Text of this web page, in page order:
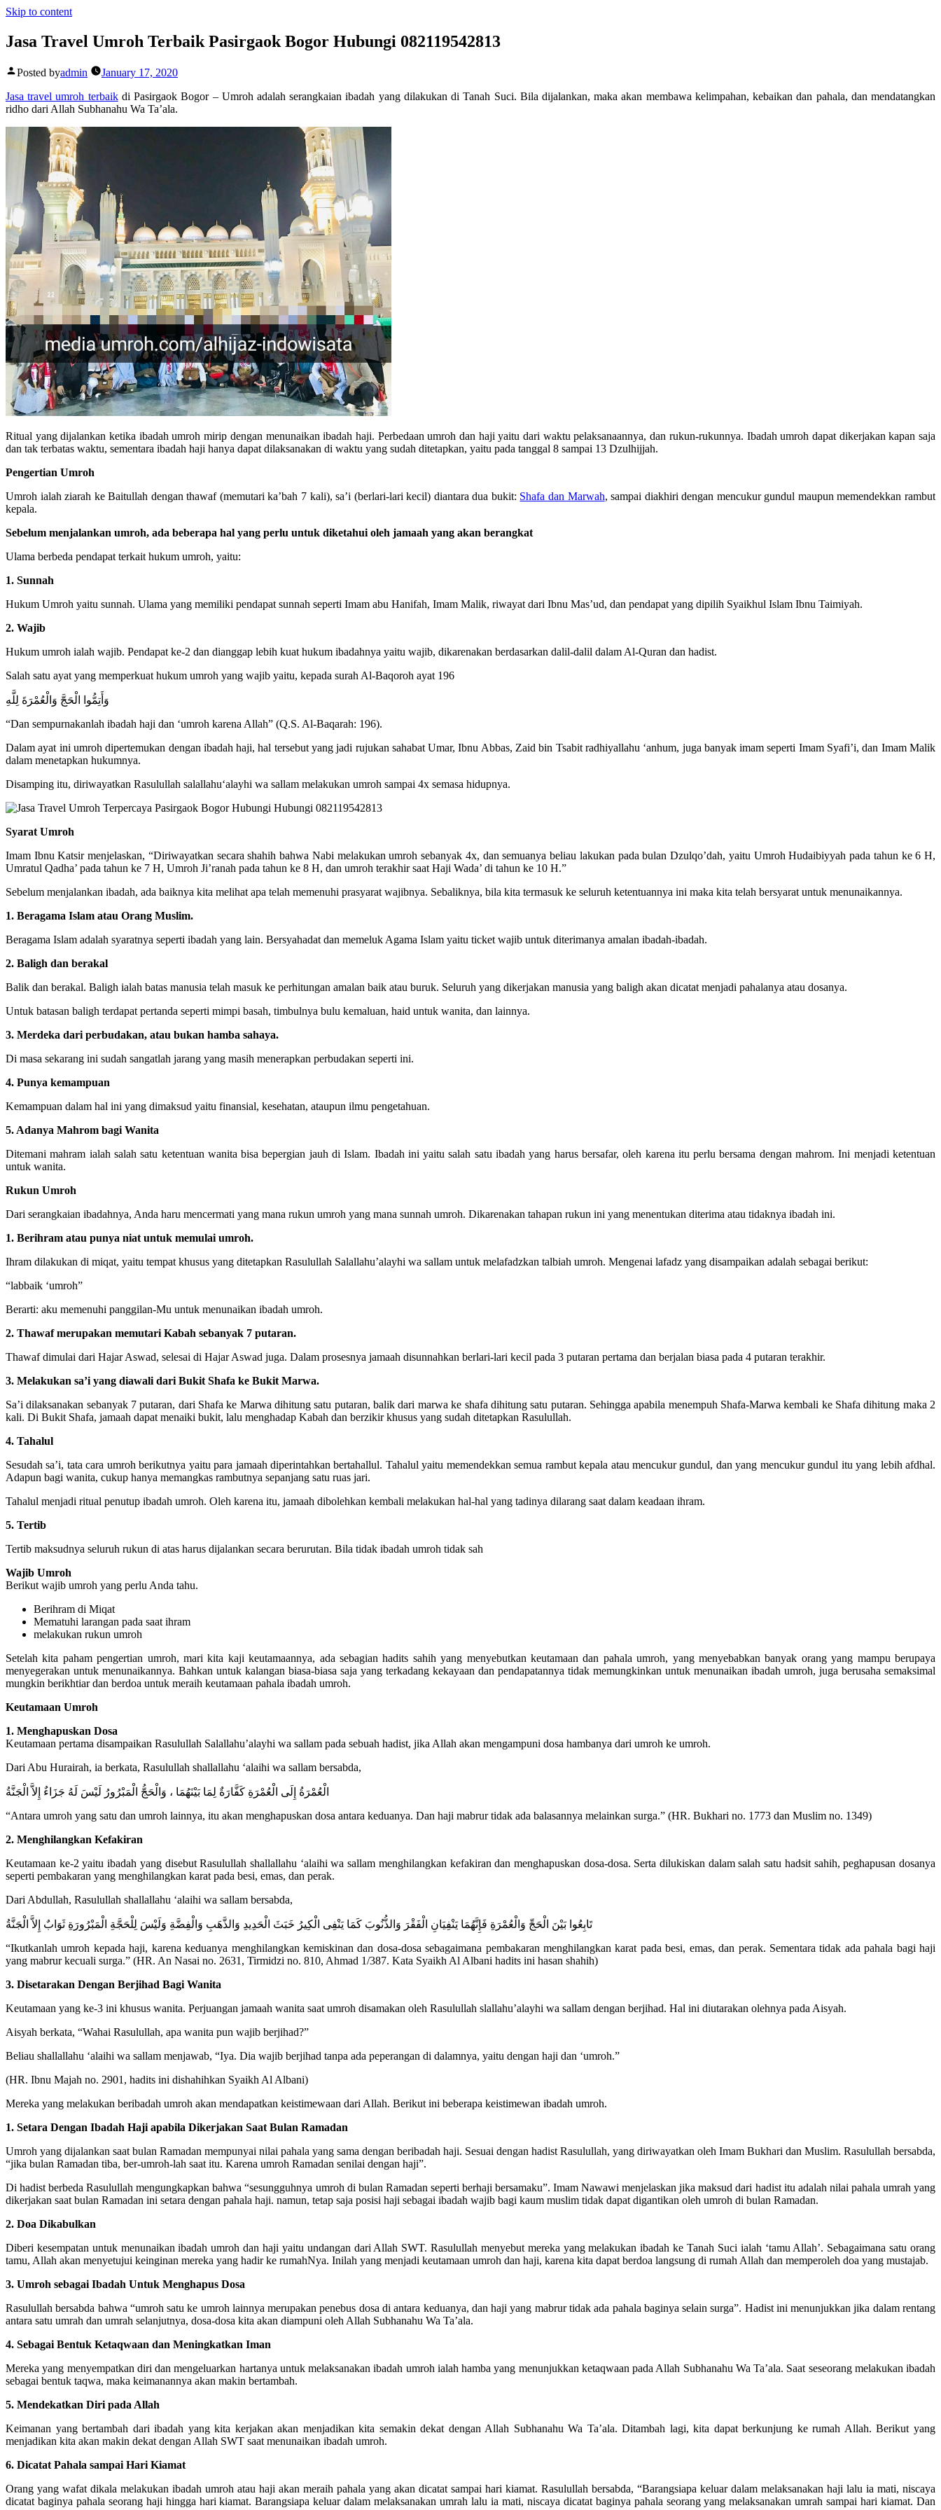
Skip to content
Jasa Travel Umroh Terbaik Pasirgaok Bogor Hubungi 082119542813
Posted byadmin
January 17, 2020
Jasa travel umroh terbaikdi Pasirgaok Bogor – Umroh adalah serangkaian ibadah yang dilakukan di Tanah Suci. Bila dijalankan, maka akan membawa kelimpahan, kebaikan dan pahala, dan mendatangkan
ridho dari Allah Subhanahu Wa Ta’ala.
Ritual yang dijalankan ketika ibadah umroh mirip dengan menunaikan ibadah haji. Perbedaan umroh dan haji yaitu dari waktu pelaksanaannya, dan rukun-rukunnya. Ibadah umroh dapat dikerjakan kapan saja
dan tak terbatas waktu, sementara ibadah haji hanya dapat dilaksanakan di waktu yang sudah ditetapkan, yaitu pada tanggal 8 sampai 13 Dzulhijjah.
Pengertian Umroh
Umroh ialah ziarah ke Baitullah dengan thawaf (memutari ka’bah 7 kali), sa’i (berlari-lari kecil) diantara dua bukit: Shafa dan Marwah, sampai diakhiri dengan mencukur gundul maupun memendekkan rambut
kepala.
Sebelum menjalankan umroh, ada beberapa hal yang perlu untuk diketahui oleh jamaah yang akan berangkat
Ulama berbeda pendapat terkait hukum umroh, yaitu:
1. Sunnah
Hukum Umroh yaitu sunnah. Ulama yang memiliki pendapat sunnah seperti Imam abu Hanifah, Imam Malik, riwayat dari Ibnu Mas’ud, dan pendapat yang dipilih Syaikhul Islam Ibnu Taimiyah.
2. Wajib
Hukum umroh ialah wajib. Pendapat ke-2 dan dianggap lebih kuat hukum ibadahnya yaitu wajib, dikarenakan berdasarkan dalil-dalil dalam Al-Quran dan hadist.
Salah satu ayat yang memperkuat hukum umroh yang wajib yaitu, kepada surah Al-Baqoroh ayat 196
وَأَتِمُّوا الْحَجَّ وَالْعُمْرَةَ لِلَّهِ
“Dan sempurnakanlah ibadah haji dan ‘umroh karena Allah” (Q.S. Al-Baqarah: 196).
Dalam ayat ini umroh dipertemukan dengan ibadah haji, hal tersebut yang jadi rujukan sahabat Umar, Ibnu Abbas, Zaid bin Tsabit radhiyallahu ‘anhum, juga banyak imam seperti Imam Syafi’i, dan Imam Malik
dalam menetapkan hukumnya.
Disamping itu, diriwayatkan Rasulullah salallahu‘alayhi wa sallam melakukan umroh sampai 4x semasa hidupnya.
Syarat Umroh
Imam Ibnu Katsir menjelaskan, “Diriwayatkan secara shahih bahwa Nabi melakukan umroh sebanyak 4x, dan semuanya beliau lakukan pada bulan Dzulqo’dah, yaitu Umroh Hudaibiyyah pada tahun ke 6 H,
Umratul Qadha’ pada tahun ke 7 H, Umroh Ji’ranah pada tahun ke 8 H, dan umroh terakhir saat Haji Wada’ di tahun ke 10 H.”
Sebelum menjalankan ibadah, ada baiknya kita melihat apa telah memenuhi prasyarat wajibnya. Sebaliknya, bila kita termasuk ke seluruh ketentuannya ini maka kita telah bersyarat untuk menunaikannya.
1. Beragama Islam atau Orang Muslim.
Beragama Islam adalah syaratnya seperti ibadah yang lain. Bersyahadat dan memeluk Agama Islam yaitu ticket wajib untuk diterimanya amalan ibadah-ibadah.
2. Baligh dan berakal
Balik dan berakal. Baligh ialah batas manusia telah masuk ke perhitungan amalan baik atau buruk. Seluruh yang dikerjakan manusia yang baligh akan dicatat menjadi pahalanya atau dosanya.
Untuk batasan baligh terdapat pertanda seperti mimpi basah, timbulnya bulu kemaluan, haid untuk wanita, dan lainnya.
3. Merdeka dari perbudakan, atau bukan hamba sahaya.
Di masa sekarang ini sudah sangatlah jarang yang masih menerapkan perbudakan seperti ini.
4. Punya kemampuan
Kemampuan dalam hal ini yang dimaksud yaitu finansial, kesehatan, ataupun ilmu pengetahuan.
5. Adanya Mahrom bagi Wanita
Ditemani mahram ialah salah satu ketentuan wanita bisa bepergian jauh di Islam. Ibadah ini yaitu salah satu ibadah yang harus bersafar, oleh karena itu perlu bersama dengan mahrom. Ini menjadi ketentuan
untuk wanita.
Rukun Umroh
Dari serangkaian ibadahnya, Anda haru mencermati yang mana rukun umroh yang mana sunnah umroh. Dikarenakan tahapan rukun ini yang menentukan diterima atau tidaknya ibadah ini.
1. Berihram atau punya niat untuk memulai umroh.
Ihram dilakukan di miqat, yaitu tempat khusus yang ditetapkan Rasulullah Salallahu’alayhi wa sallam untuk melafadzkan talbiah umroh. Mengenai lafadz yang disampaikan adalah sebagai berikut:
“labbaik ‘umroh”
Berarti: aku memenuhi panggilan-Mu untuk menunaikan ibadah umroh.
2. Thawaf merupakan memutari Kabah sebanyak 7 putaran.
Thawaf dimulai dari Hajar Aswad, selesai di Hajar Aswad juga. Dalam prosesnya jamaah disunnahkan berlari-lari kecil pada 3 putaran pertama dan berjalan biasa pada 4 putaran terakhir.
3. Melakukan sa’i yang diawali dari Bukit Shafa ke Bukit Marwa.
Sa’i dilaksanakan sebanyak 7 putaran, dari Shafa ke Marwa dihitung satu putaran, balik dari marwa ke shafa dihitung satu putaran. Sehingga apabila menempuh Shafa-Marwa kembali ke Shafa dihitung maka 2
kali. Di Bukit Shafa, jamaah dapat menaiki bukit, lalu menghadap Kabah dan berzikir khusus yang sudah ditetapkan Rasulullah.
4. Tahalul
Sesudah sa’i, tata cara umroh berikutnya yaitu para jamaah diperintahkan bertahallul. Tahalul yaitu memendekkan semua rambut kepala atau mencukur gundul, dan yang mencukur gundul itu yang lebih afdhal.
Adapun bagi wanita, cukup hanya memangkas rambutnya sepanjang satu ruas jari.
Tahalul menjadi ritual penutup ibadah umroh. Oleh karena itu, jamaah dibolehkan kembali melakukan hal-hal yang tadinya dilarang saat dalam keadaan ihram.
5. Tertib
Tertib maksudnya seluruh rukun di atas harus dijalankan secara berurutan. Bila tidak ibadah umroh tidak sah
Wajib Umroh
Berikut wajib umroh yang perlu Anda tahu.
Berihram di Miqat
Mematuhi larangan pada saat ihram
melakukan rukun umroh
Setelah kita paham pengertian umroh, mari kita kaji keutamaannya, ada sebagian hadits sahih yang menyebutkan keutamaan dan pahala umroh, yang menyebabkan banyak orang yang mampu berupaya
menyegerakan untuk menunaikannya. Bahkan untuk kalangan biasa-biasa saja yang terkadang kekayaan dan pendapatannya tidak memungkinkan untuk menunaikan ibadah umroh, juga berusaha semaksimal
mungkin berikhtiar dan berdoa untuk meraih keutamaan pahala ibadah umroh.
Keutamaan Umroh
1. Menghapuskan Dosa
Keutamaan pertama disampaikan Rasulullah Salallahu’alayhi wa sallam pada sebuah hadist, jika Allah akan mengampuni dosa hambanya dari umroh ke umroh.
Dari Abu Hurairah, ia berkata, Rasulullah shallallahu ‘alaihi wa sallam bersabda,
الْعُمْرَةُ إِلَى الْعُمْرَةِ كَفَّارَةٌ لِمَا بَيْنَهُمَا ، وَالْحَجُّ الْمَبْرُورُ لَيْسَ لَهُ جَزَاءٌ إِلاَّ الْجَنَّةُ
“Antara umroh yang satu dan umroh lainnya, itu akan menghapuskan dosa antara keduanya. Dan haji mabrur tidak ada balasannya melainkan surga.” (HR. Bukhari no. 1773 dan Muslim no. 1349)
2. Menghilangkan Kefakiran
Keutamaan ke-2 yaitu ibadah yang disebut Rasulullah shallallahu ‘alaihi wa sallam menghilangkan kefakiran dan menghapuskan dosa-dosa. Serta dilukiskan dalam salah satu hadsit sahih, peghapusan dosanya
seperti pembakaran yang menghilangkan karat pada besi, emas, dan perak.
Dari Abdullah, Rasulullah shallallahu ‘alaihi wa sallam bersabda,
تَابِعُوا بَيْنَ الْحَجِّ وَالْعُمْرَةِ فَإِنَّهُمَا يَنْفِيَانِ الْفَقْرَ وَالذُّنُوبَ كَمَا يَنْفِى الْكِيرُ خَبَثَ الْحَدِيدِ وَالذَّهَبِ وَالْفِضَّةِ وَلَيْسَ لِلْحَجَّةِ الْمَبْرُورَةِ ثَوَابٌ إِلاَّ الْجَنَّةُ
“Ikutkanlah umroh kepada haji, karena keduanya menghilangkan kemiskinan dan dosa-dosa sebagaimana pembakaran menghilangkan karat pada besi, emas, dan perak. Sementara tidak ada pahala bagi haji
yang mabrur kecuali surga.” (HR. An Nasai no. 2631, Tirmidzi no. 810, Ahmad 1/387. Kata Syaikh Al Albani hadits ini hasan shahih)
3. Disetarakan Dengan Berjihad Bagi Wanita
Keutamaan yang ke-3 ini khusus wanita. Perjuangan jamaah wanita saat umroh disamakan oleh Rasulullah slallahu’alayhi wa sallam dengan berjihad. Hal ini diutarakan olehnya pada Aisyah.
Aisyah berkata, “Wahai Rasulullah, apa wanita pun wajib berjihad?”
Beliau shallallahu ‘alaihi wa sallam menjawab, “Iya. Dia wajib berjihad tanpa ada peperangan di dalamnya, yaitu dengan haji dan ‘umroh.”
(HR. Ibnu Majah no. 2901, hadits ini dishahihkan Syaikh Al Albani)
Mereka yang melakukan beribadah umroh akan mendapatkan keistimewaan dari Allah. Berikut ini beberapa keistimewan ibadah umroh.
1. Setara Dengan Ibadah Haji apabila Dikerjakan Saat Bulan Ramadan
Umroh yang dijalankan saat bulan Ramadan mempunyai nilai pahala yang sama dengan beribadah haji. Sesuai dengan hadist Rasulullah, yang diriwayatkan oleh Imam Bukhari dan Muslim. Rasulullah bersabda,
“jika bulan Ramadan tiba, ber-umroh-lah saat itu. Karena umroh Ramadan senilai dengan haji”.
Di hadist berbeda Rasulullah mengungkapkan bahwa “sesungguhnya umroh di bulan Ramadan seperti berhaji bersamaku”. Imam Nawawi menjelaskan jika maksud dari hadist itu adalah nilai pahala umrah yang
dikerjakan saat bulan Ramadan ini setara dengan pahala haji. namun, tetap saja posisi haji sebagai ibadah wajib bagi kaum muslim tidak dapat digantikan oleh umroh di bulan Ramadan.
2. Doa Dikabulkan
Diberi kesempatan untuk menunaikan ibadah umroh dan haji yaitu undangan dari Allah SWT. Rasulullah menyebut mereka yang melakukan ibadah ke Tanah Suci ialah ‘tamu Allah’. Sebagaimana satu orang
tamu, Allah akan menyetujui keinginan mereka yang hadir ke rumahNya. Inilah yang menjadi keutamaan umroh dan haji, karena kita dapat berdoa langsung di rumah Allah dan memperoleh doa yang mustajab.
3. Umroh sebagai Ibadah Untuk Menghapus Dosa
Rasulullah bersabda bahwa “umroh satu ke umroh lainnya merupakan penebus dosa di antara keduanya, dan haji yang mabrur tidak ada pahala baginya selain surga”. Hadist ini menunjukkan jika dalam rentang
antara satu umrah dan umrah selanjutnya, dosa-dosa kita akan diampuni oleh Allah Subhanahu Wa Ta’ala.
4. Sebagai Bentuk Ketaqwaan dan Meningkatkan Iman
Mereka yang menyempatkan diri dan mengeluarkan hartanya untuk melaksanakan ibadah umroh ialah hamba yang menunjukkan ketaqwaan pada Allah Subhanahu Wa Ta’ala. Saat seseorang melakukan ibadah
sebagai bentuk taqwa, maka keimanannya akan makin bertambah.
5. Mendekatkan Diri pada Allah
Keimanan yang bertambah dari ibadah yang kita kerjakan akan menjadikan kita semakin dekat dengan Allah Subhanahu Wa Ta’ala. Ditambah lagi, kita dapat berkunjung ke rumah Allah. Berikut yang
menjadikan kita akan makin dekat dengan Allah SWT saat menunaikan ibadah umroh.
6. Dicatat Pahala sampai Hari Kiamat
Orang yang wafat dikala melakukan ibadah umroh atau haji akan meraih pahala yang akan dicatat sampai hari kiamat. Rasulullah bersabda, “Barangsiapa keluar dalam melaksanakan haji lalu ia mati, niscaya
dicatat baginya pahala seorang haji hingga hari kiamat. Barangsiapa keluar dalam melaksanakan umrah lalu ia mati, niscaya dicatat baginya pahala seorang yang melaksanakan umrah sampai hari kiamat. Dan